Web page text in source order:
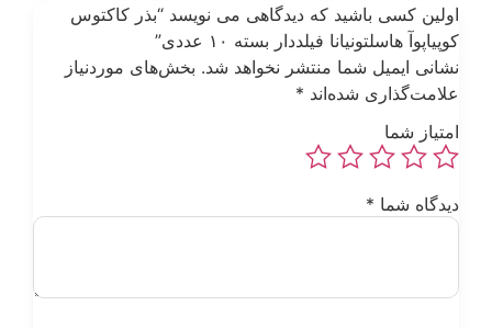
کسی باشید که دیدگاهی می نویسد “بذر کاکتوس
هاسلتونیانا فیلددار بسته ۱۰ عددی”
ایمیل شما منتشر نخواهد شد. بخش‌های موردنیاز
شده‌اند*
شما
شما *